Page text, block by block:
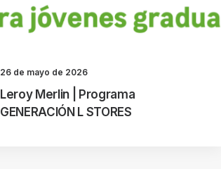
26 de mayo de 2026
Leroy Merlin | Programa
GENERACIÓN L STORES